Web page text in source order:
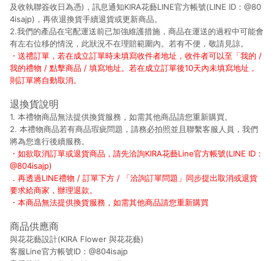
及收執聯簽收日為憑)，訊息通知KIRA花藝LINE官方帳號(LINE ID：@80
4isajp)，再依退換貨手續退貨或更新商品。
2.我們的產品在宅配運送前已加強維護措施，商品在運送的過程中可能會
有左右位移的情況，此狀況不在理賠範圍內。若有不便，敬請見諒。
・送禮訂單，若在成立訂單時未填寫收件者地址，收件者可以至「我的 /
我的禮物 / 點擊商品 / 填寫地址。若在成立訂單後10天內未填寫地址，
則訂單將自動取消。
退換貨說明
1. 本禮物商品無法提供換貨服務，如需其他商品請您重新購買。
2. 本禮物商品若有商品瑕疵問題，請務必拍照並且聯繫客服人員，我們
將為您進行後續服務。
・如欲取消訂單或退貨商品，請先洽詢KIRA花藝Line官方帳號(LINE ID：
@804isajp)
．再透過LINE禮物 / 訂單下方 / 「洽詢訂單問題」同步提出取消或退貨
要求給商家，辦理退款。
・本商品無法提供換貨服務，如需其他商品請您重新購買
商品供應商
與花花藝設計(KIRA Flower 與花花藝)
客服Line官方帳號ID：@804isajp